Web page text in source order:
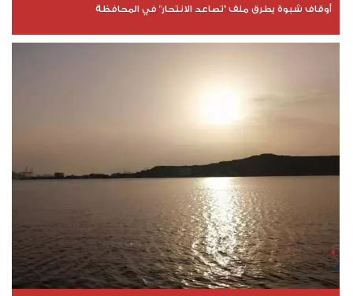
أوقاف شبوة يطرق ملف "تصاعد الانتحار" في المحافظة